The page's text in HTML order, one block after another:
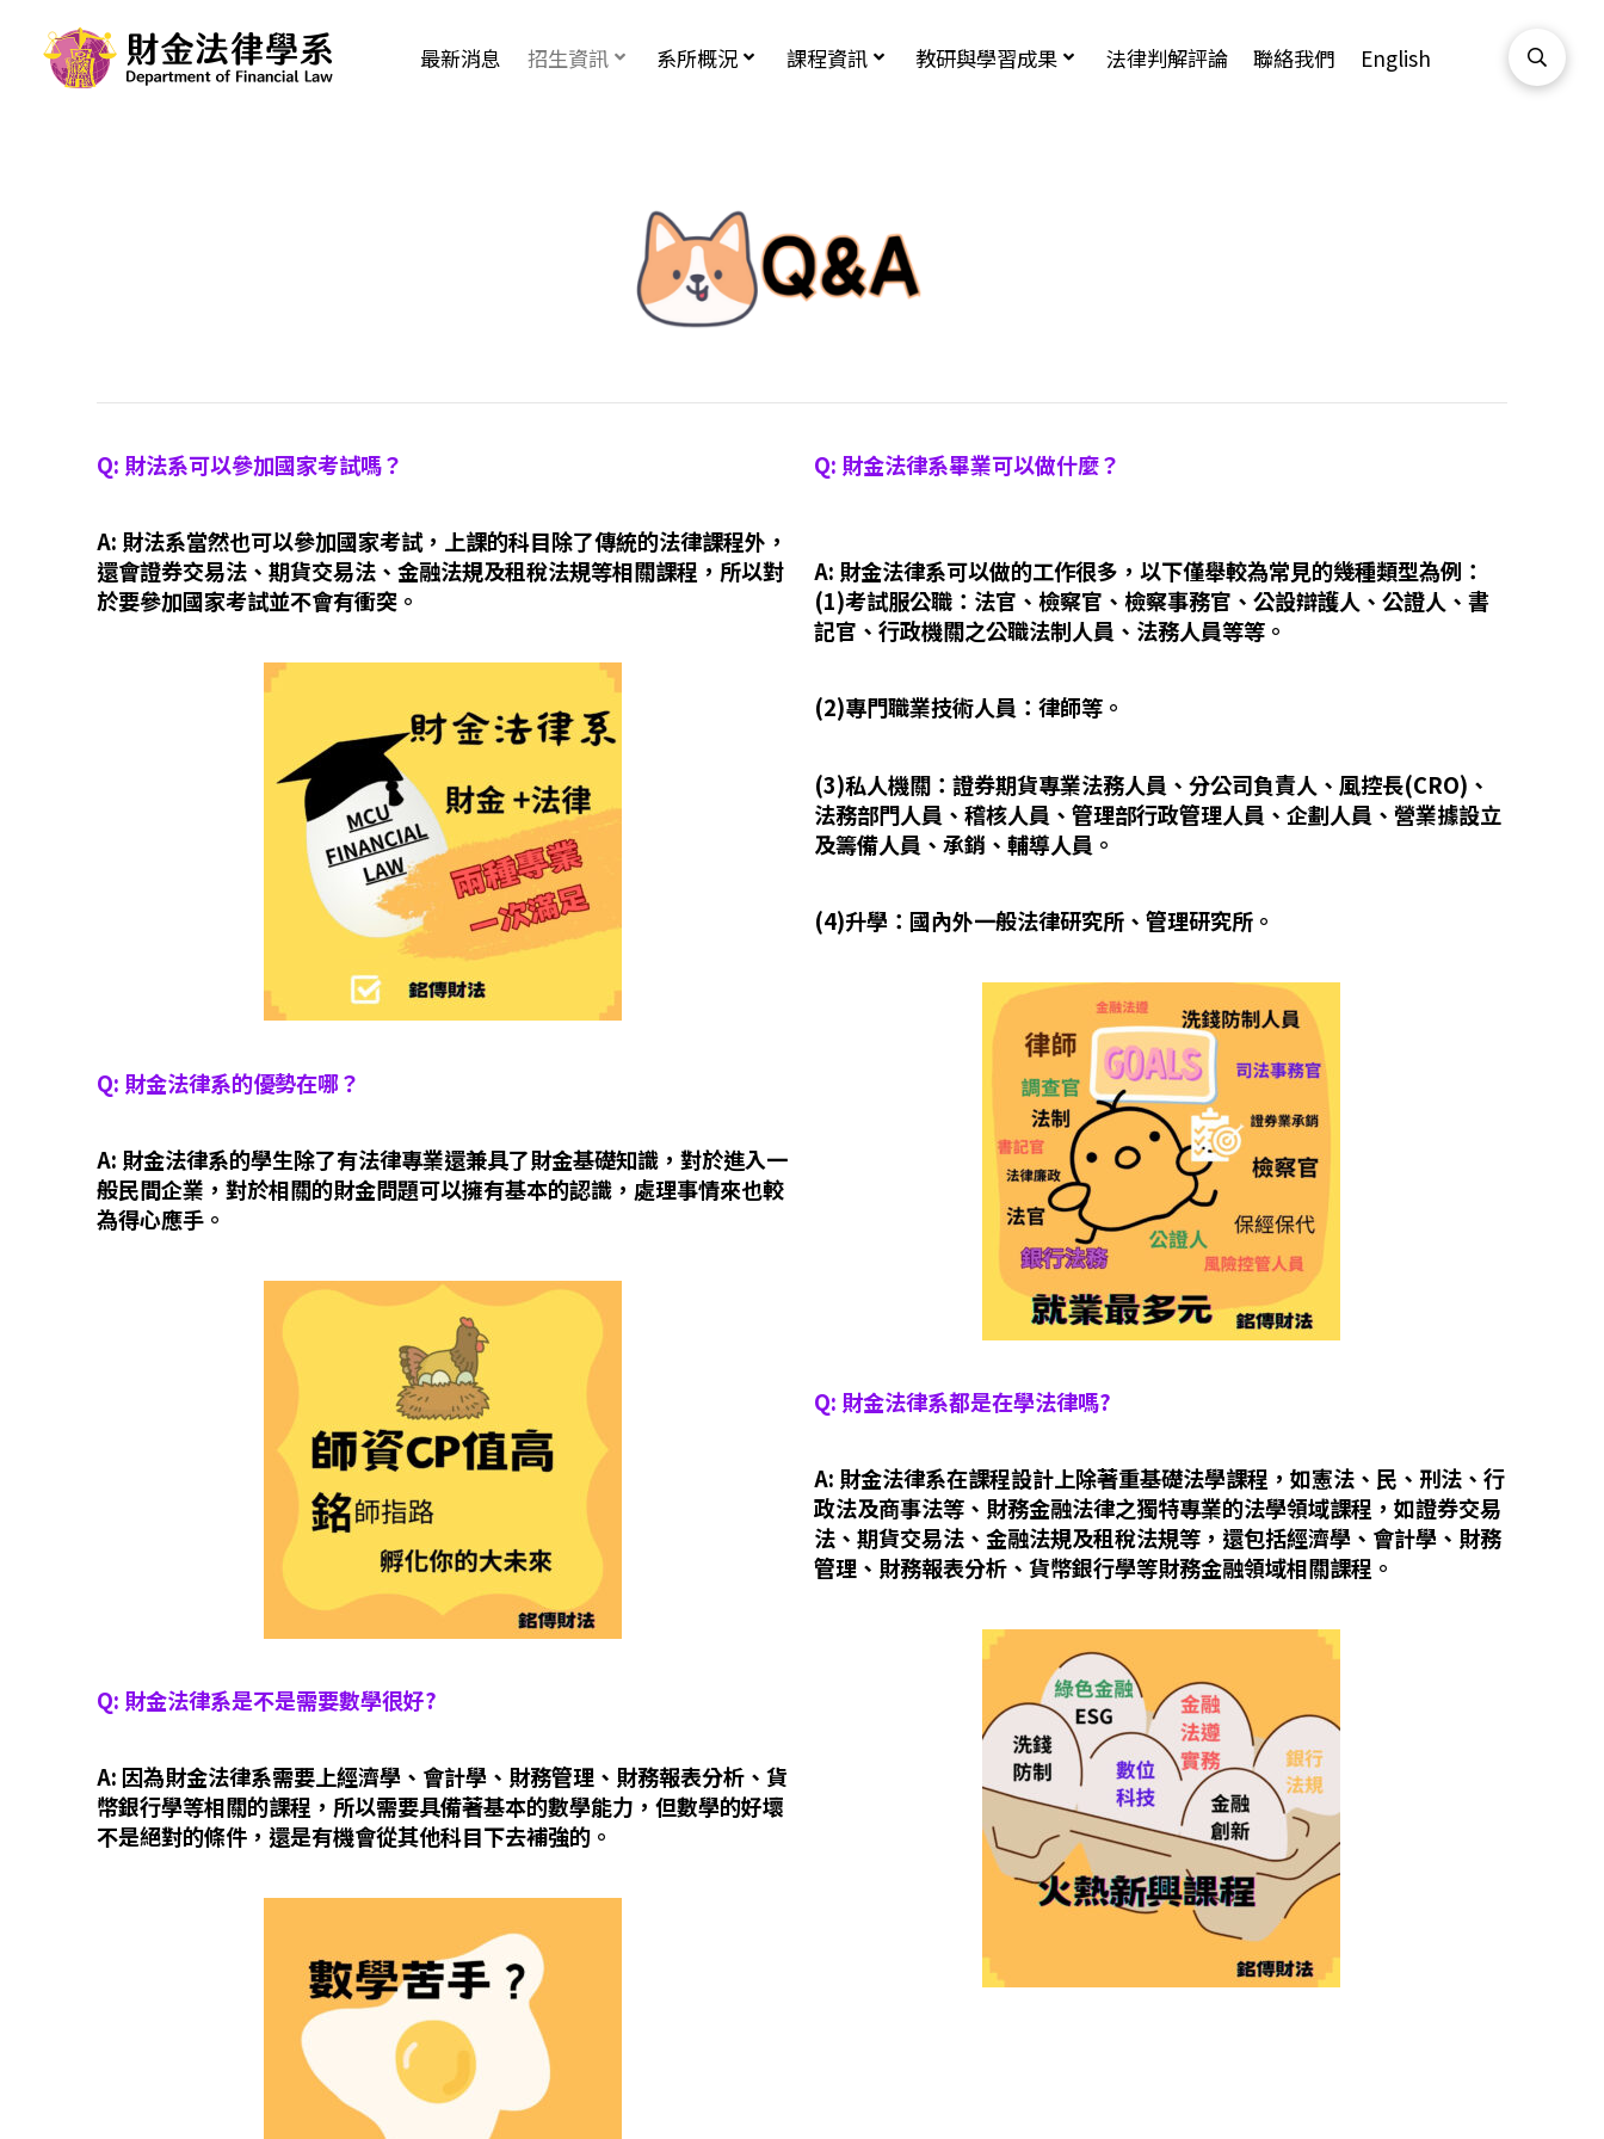
最新消息 招生資訊 系所概況 課程資訊 教研與學習成果 法律判解評論 聯絡我們 English
Q: 財法系可以參加國家考試嗎？
A: 財法系當然也可以參加國家考試，上課的科目除了傳統的法律課程外，
還會證券交易法、期貨交易法、金融法規及租稅法規等相關課程，所以對
於要參加國家考試並不會有衝突。
Q: 財金法律系的優勢在哪？
A: 財金法律系的學生除了有法律專業還兼具了財金基礎知識，對於進入一
般民間企業，對於相關的財金問題可以擁有基本的認識，處理事情來也較
為得心應手。
Q: 財金法律系是不是需要數學很好?
A: 因為財金法律系需要上經濟學、會計學、財務管理、財務報表分析、貨
幣銀行學等相關的課程，所以需要具備著基本的數學能力，但數學的好壞
不是絕對的條件，還是有機會從其他科目下去補強的。
Q: 財金法律系畢業可以做什麼？
A: 財金法律系可以做的工作很多，以下僅舉較為常見的幾種類型為例：
(1)考試服公職：法官、檢察官、檢察事務官、公設辯護人、公證人、書
記官、行政機關之公職法制人員、法務人員等等。
(2)專門職業技術人員：律師等。
(3)私人機關：證券期貨專業法務人員、分公司負責人、風控長(CRO)、
法務部門人員、稽核人員、管理部行政管理人員、企劃人員、營業據設立
及籌備人員、承銷、輔導人員。
(4)升學：國內外一般法律研究所、管理研究所。
Q: 財金法律系都是在學法律嗎?
A: 財金法律系在課程設計上除著重基礎法學課程，如憲法、民、刑法、行
政法及商事法等、財務金融法律之獨特專業的法學領域課程，如證券交易
法、期貨交易法、金融法規及租稅法規等，還包括經濟學、會計學、財務
管理、財務報表分析、貨幣銀行學等財務金融領域相關課程。